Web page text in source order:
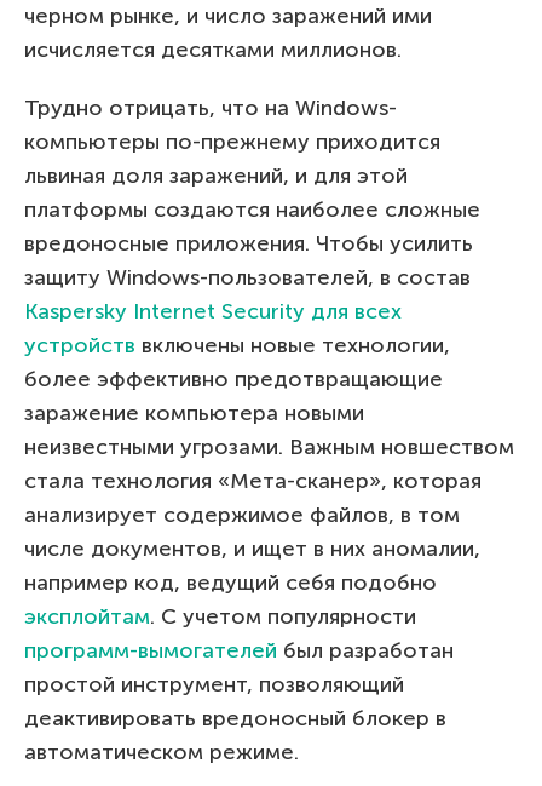
черном рынке, и число заражений ими
исчисляется десятками миллионов.
Трудно отрицать, что на Windows-
компьютеры по-прежнему приходится
львиная доля заражений, и для этой
платформы создаются наиболее сложные
вредоносные приложения. Чтобы усилить
защиту Windows-пользователей, в состав
Kaspersky Internet Security для всех
устройств включены новые технологии,
более эффективно предотвращающие
заражение компьютера новыми
неизвестными угрозами. Важным новшеством
стала технология «Мета-сканер», которая
анализирует содержимое файлов, в том
числе документов, и ищет в них аномалии,
например код, ведущий себя подобно
эксплойтам. С учетом популярности
программ-вымогателей был разработан
простой инструмент, позволяющий
деактивировать вредоносный блокер в
автоматическом режиме.